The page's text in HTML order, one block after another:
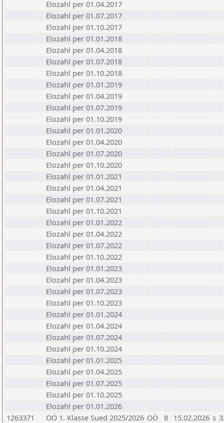
Elozahl per 01.04.2017
Elozahl per 01.07.2017
Elozahl per 01.10.2017
Elozahl per 01.01.2018
Elozahl per 01.04.2018
Elozahl per 01.07.2018
Elozahl per 01.10.2018
Elozahl per 01.01.2019
Elozahl per 01.04.2019
Elozahl per 01.07.2019
Elozahl per 01.10.2019
Elozahl per 01.01.2020
Elozahl per 01.04.2020
Elozahl per 01.07.2020
Elozahl per 01.10.2020
Elozahl per 01.01.2021
Elozahl per 01.04.2021
Elozahl per 01.07.2021
Elozahl per 01.10.2021
Elozahl per 01.01.2022
Elozahl per 01.04.2022
Elozahl per 01.07.2022
Elozahl per 01.10.2022
Elozahl per 01.01.2023
Elozahl per 01.04.2023
Elozahl per 01.07.2023
Elozahl per 01.10.2023
Elozahl per 01.01.2024
Elozahl per 01.04.2024
Elozahl per 01.07.2024
Elozahl per 01.10.2024
Elozahl per 01.01.2025
Elozahl per 01.04.2025
Elozahl per 01.07.2025
Elozahl per 01.10.2025
Elozahl per 01.01.2026
1263371
OÖ 1. Klasse Sued 2025/2026 OÖ 8 15.02.2026 s